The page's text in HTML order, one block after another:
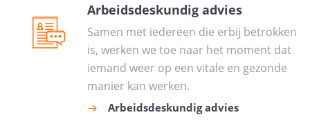
Arbeidsdeskundig advies
Samen met iedereen die erbij betrokken
is, werken we toe naar het moment dat
iemand weer op een vitale en gezonde
manier kan werken.
Arbeidsdeskundig advies